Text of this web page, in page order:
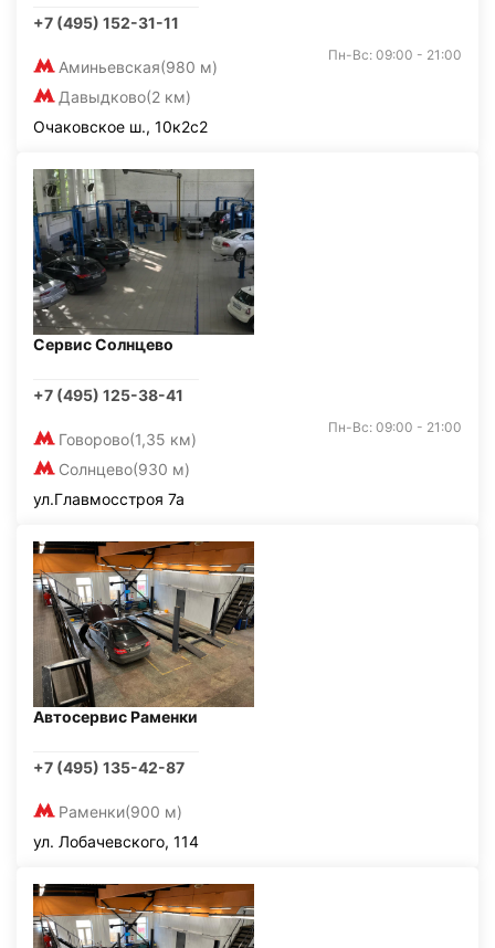
+7 (495) 152-31-11
Аминьевская(980 м)
Давыдково(2 км)
Пн-Вс: 09:00 - 21:00
Очаковское ш., 10к2с2
Сервис Солнцево
+7 (495) 125-38-41
Говорово(1,35 км)
Солнцево(930 м)
Пн-Вс: 09:00 - 21:00
ул.Главмосстроя 7а
Автосервис Раменки
+7 (495) 135-42-87
Раменки(900 м)
ул. Лобачевского, 114